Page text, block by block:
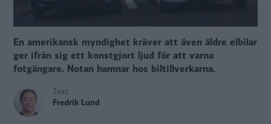
En amerikansk myndighet kräver att även äldre elbilar
ger ifrån sig ett konstgjort ljud för att varna
fotgängare. Notan hamnar hos biltillverkarna.
Text
Fredrik Lund